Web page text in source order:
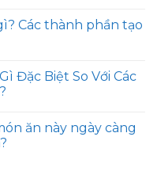
Các thành phần tạo
Đặc Biệt So Với Các
ăn này ngày càng